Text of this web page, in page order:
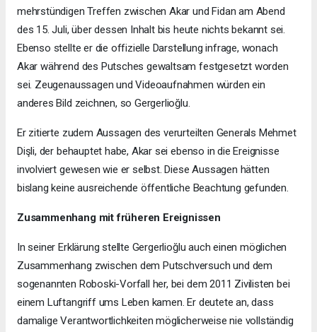
mehrstündigen Treffen zwischen Akar und Fidan am Abend
des 15. Juli, über dessen Inhalt bis heute nichts bekannt sei.
Ebenso stellte er die offizielle Darstellung infrage, wonach
Akar während des Putsches gewaltsam festgesetzt worden
sei. Zeugenaussagen und Videoaufnahmen würden ein
anderes Bild zeichnen, so Gergerlioğlu.
Er zitierte zudem Aussagen des verurteilten Generals Mehmet
Dişli, der behauptet habe, Akar sei ebenso in die Ereignisse
involviert gewesen wie er selbst. Diese Aussagen hätten
bislang keine ausreichende öffentliche Beachtung gefunden.
Zusammenhang mit früheren Ereignissen
In seiner Erklärung stellte Gergerlioğlu auch einen möglichen
Zusammenhang zwischen dem Putschversuch und dem
sogenannten Roboski-Vorfall her, bei dem 2011 Zivilisten bei
einem Luftangriff ums Leben kamen. Er deutete an, dass
damalige Verantwortlichkeiten möglicherweise nie vollständig